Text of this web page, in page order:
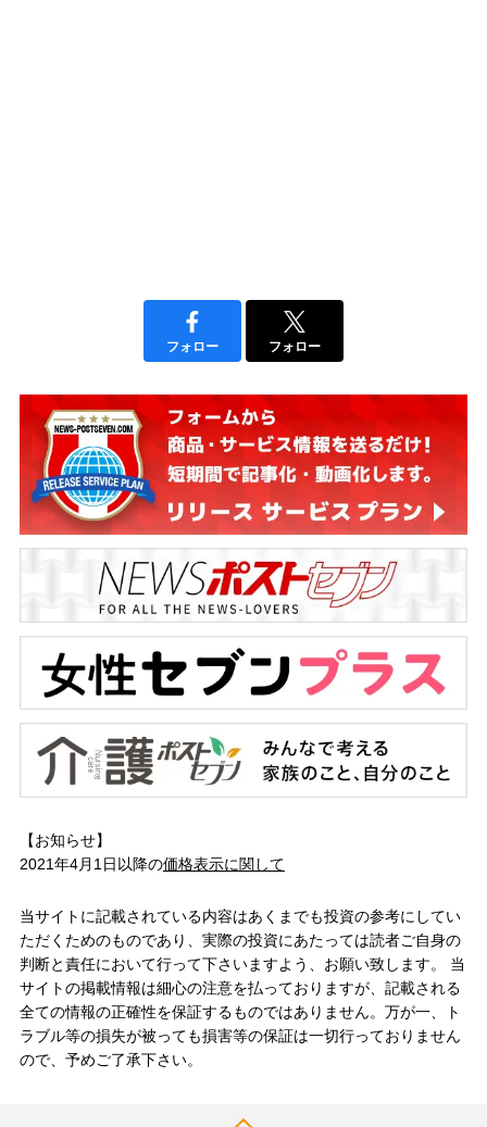
フォロー フォロー
【お知らせ】
2021年4月1日以降の価格表示に関して
当サイトに記載されている内容はあくまでも投資の参考にしてい
ただくためのものであり、実際の投資にあたっては読者ご自身の
判断と責任において行って下さいますよう、お願い致します。 当
サイトの掲載情報は細心の注意を払っておりますが、記載される
全ての情報の正確性を保証するものではありません。万が一、ト
ラブル等の損失が被っても損害等の保証は一切行っておりません
ので、予めご了承下さい。